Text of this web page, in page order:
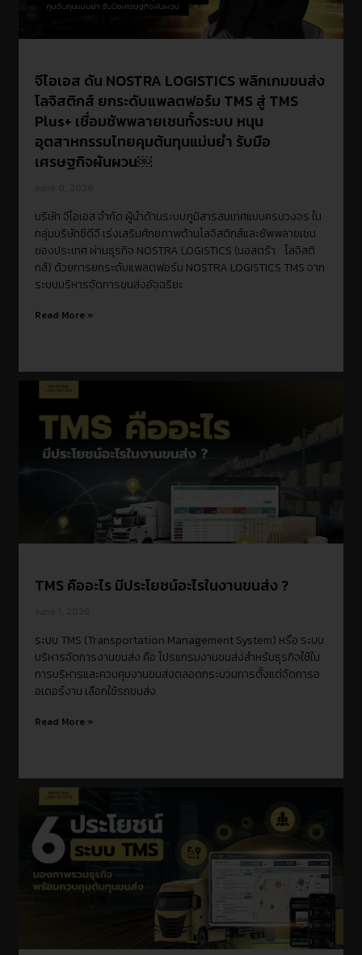
จีไอเอส ดัน NOSTRA LOGISTICS พลิกเกมขนส่ง
โลจิสติกส์ ยกระดับแพลตฟอร์ม TMS สู่ TMS
Plus+ เชื่อมซัพพลายเชนทั้งระบบ หนุน
อุตสาหกรรมไทยคุมต้นทุนแม่นยำ รับมือ
เศรษฐกิจผันผวน￼
บริษัท จีไอเอส จำกัด ผู้นำด้านระบบภูมิสารสนเทศแบบครบวงจร ใน
กลุ่มบริษัทซีดีจี เร่งเสริมศักยภาพด้านโลจิสติกส์และซัพพลายเชน
ของประเทศ ผ่านธุรกิจ NOSTRA LOGISTICS (นอสตร้า โลจิสติ
กส์) ด้วยการยกระดับแพลตฟอร์ม NOSTRA LOGISTICS TMS จาก
ระบบบริหารจัดการขนส่งอัจฉริยะ
Read More »
TMS คืออะไร มีประโยชน์อะไรในงานขนส่ง ?
ระบบ TMS (Transportation Management System) หรือ ระบบ
บริหารจัดการงานขนส่ง คือ โปรแกรมงานขนส่ง่สำหรับธุรกิจใช้ใน
การบริหารและควบคุมงานขนส่งตลอดกระบวนการตั้งแต่จัดการอ
อเดอร์งาน เลือกใช้รถขนส่ง
Read More »